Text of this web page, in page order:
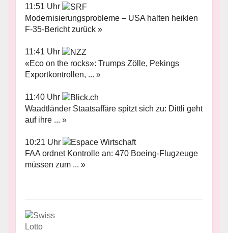
11:51 Uhr
Modernisierungsprobleme – USA halten heiklen
F-35-Bericht zurück »
11:41 Uhr
«Eco on the rocks»: Trumps Zölle, Pekings
Exportkontrollen, ... »
11:40 Uhr
Waadtländer Staatsaffäre spitzt sich zu: Dittli geht
auf ihre ... »
10:21 Uhr
FAA ordnet Kontrolle an: 470 Boeing-Flugzeuge
müssen zum ... »